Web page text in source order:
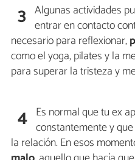
3 Algunas actividades
entrar en contacto
necesario para reflexionar,
como el yoga, pilates y la
para superar la tristeza y
4 Es normal que tu ex
constantemente y
la relación. En esos